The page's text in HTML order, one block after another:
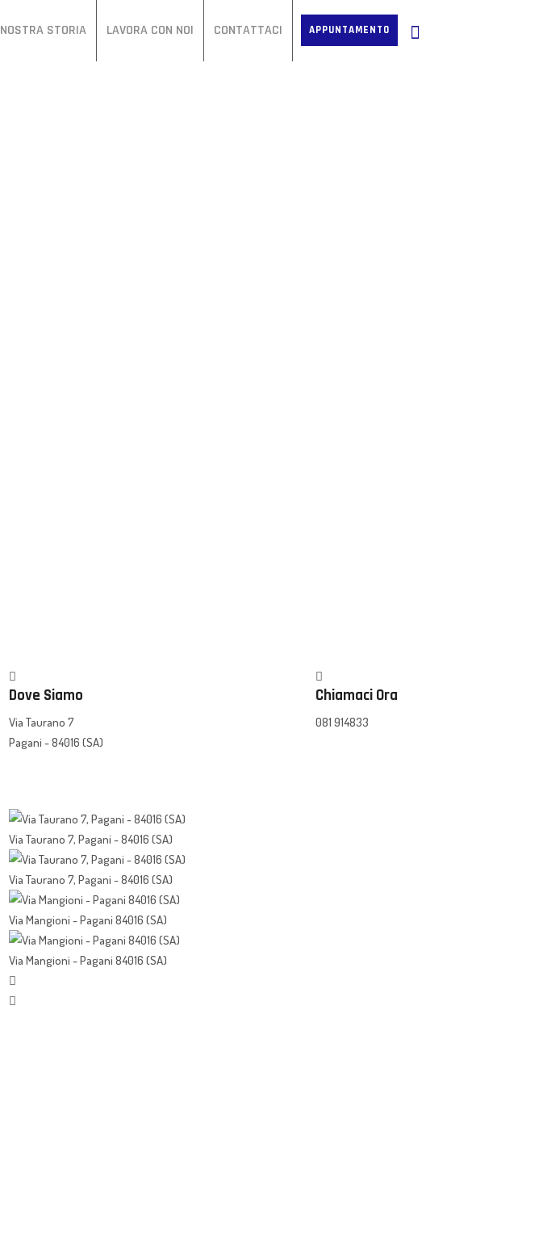
NOSTRA STORIA LAVORA CON NOI CONTATTACI APPUNTAMENTO
Dove Siamo
Via Taurano 7
Pagani - 84016 (SA)
Chiamaci Ora
081 914833
Via Taurano 7, Pagani - 84016 (SA)
Via Taurano 7, Pagani - 84016 (SA)
Via Mangioni - Pagani 84016 (SA)
Via Mangioni - Pagani 84016 (SA)